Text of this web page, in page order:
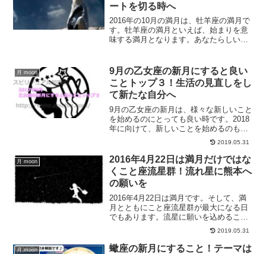
ートを切る時へ
2016年の10月の満月は、牡羊座の満月で
す。牡羊座の満月といえば、始まりを意
味する満月となります。あなたらしい新
月 moon
9月の乙女座の新月にすると良い
ことトップ３！生活の見直しをし
て新たな自分へ
9月の乙女座の新月は、様々な新しいこと
を始めるのにとっても良い時です。2018
年に向けて、新しいことを始めるのも良
いですし、今までの怠惰な生活を改める
べく生活の見直しをしてみるのにも最適
な時です。 心と体のメンテナンスを行う
のにも最適な、乙...
2019.05.31
月 moon
2016年4月22日は満月だけではな
くこと座流星群！流れ星に熊本へ
の願いを
2016年4月22日は満月です。そして、満
月とともにこと座流星群が最大になる日
でもあります。流星に願いを込めること
が出来るとなぜ叶うと言われてるかにつ
いて、そして、流星群に熊本の復興を願
うことについてです。
2019.05.31
月 moon
蠍座の新月にすること！テーマは